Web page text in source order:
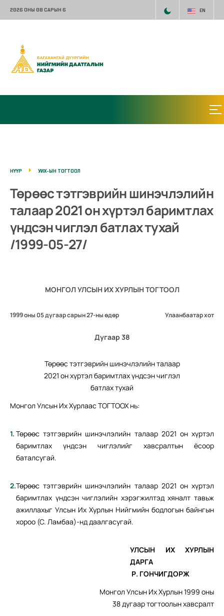
2026 ОНЫ 08 САРЫН 6 EN
НҮҮР УИХ-ЫН ТОГТООЛ
Төрөөс тэтгэврийн шинэчлэлийн
талаар 2021 он хүртэл баримтлах
үндсэн чиглэл батлах тухай
/1999-05-27/
МОНГОЛ УЛСЫН ИХ ХУРЛЫН ТОГТООЛ
1999 оны 05 дугаар сарын 27-ны өдөр Улаанбаатар хот
Дугаар 38
Төрөөс тэтгэврийн шинэчлэлийн талаар
2021 он хүртэл баримтлах үндсэн чиглэл
батлах тухай
Монгол Улсын Их Хурлаас ТОГТООХ нь:
Төрөөс тэтгэврийн шинэчлэлийн талаар 2021 он хүртэл
баримтлах үндсэн чиглэлийг хавсралтын ёсоор
баталсугай.
Төрөөс тэтгэврийн шинэчлэлийн талаар 2021 он хүртэл
баримтлах үндсэн чиглэлийн хэрэгжилтэд хяналт тавьж
ажиллахыг Улсын Их Хурлын Нийгмийн бодлогын байнгын
хороо (С. Ламбаа)-нд даалгасугай.
УЛСЫН ИХ ХУРЛЫН
ДАРГА
Р. ГОНЧИГДОРЖ
Монгол Улсын Их Хурлын 1999 оны
38 дугаар тогтоолын хавсралт